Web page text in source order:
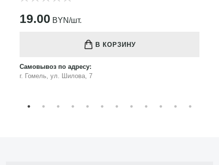
19.00 BYN/шт.
В КОРЗИНУ
Самовывоз по адресу:
г. Гомель, ул. Шилова, 7